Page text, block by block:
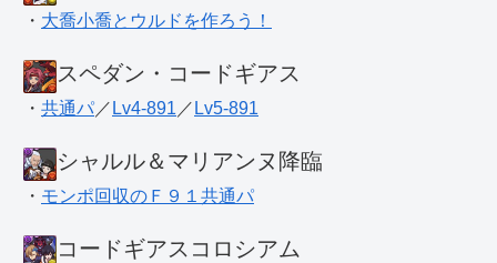
・ 大喬小喬とウルドを作ろう！
スペダン・コードギアス
・ 共通パ ／ Lv4-891 ／ Lv5-891
シャルル＆マリアンヌ降臨
・ モンポ回収のＦ９１共通パ
コードギアスコロシアム